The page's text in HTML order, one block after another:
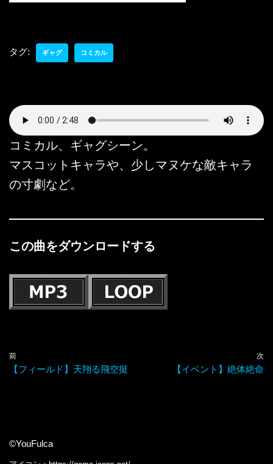
タグ: ギャグ コミカル
コミカル、ギャグシーン。
マスコットキャラや、少しマヌケな敵キャラ
の寸劇など。
この曲をダウンロードする
前
【フィールド】天翔る飛空挺
次
【イベント】絶体絶命
©YouFulca